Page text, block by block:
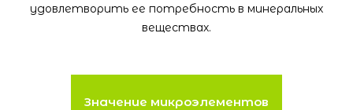
удовлетворить ее потребность в минеральных
веществах.
Значение микроэлементов